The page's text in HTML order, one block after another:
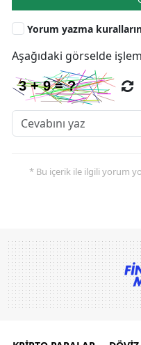
Yorum yazma
Aşağıdaki görselde
* Bu içerik ile ilgili yorum